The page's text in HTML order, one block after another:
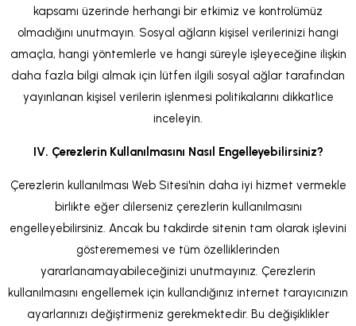
kapsamı üzerinde herhangi bir etkimiz ve kontrolümüz
olmadığını unutmayın. Sosyal ağların kişisel verilerinizi hangi
amaçla, hangi yöntemlerle ve hangi süreyle işleyeceğine ilişkin
daha fazla bilgi almak için lütfen ilgili sosyal ağlar tarafından
yayınlanan kişisel verilerin işlenmesi politikalarını dikkatlice
inceleyin.
IV. Çerezlerin Kullanılmasını Nasıl Engelleyebilirsiniz?
Çerezlerin kullanılması Web Sitesi'nin daha iyi hizmet vermekle
birlikte eğer dilerseniz çerezlerin kullanılmasını
engelleyebilirsiniz. Ancak bu takdirde sitenin tam olarak işlevini
gösterememesi ve tüm özelliklerinden
yararlanamayabileceğinizi unutmayınız. Çerezlerin
kullanılmasını engellemek için kullandığınız internet tarayıcınızın
ayarlarınızı değiştirmeniz gerekmektedir. Bu değişiklikler